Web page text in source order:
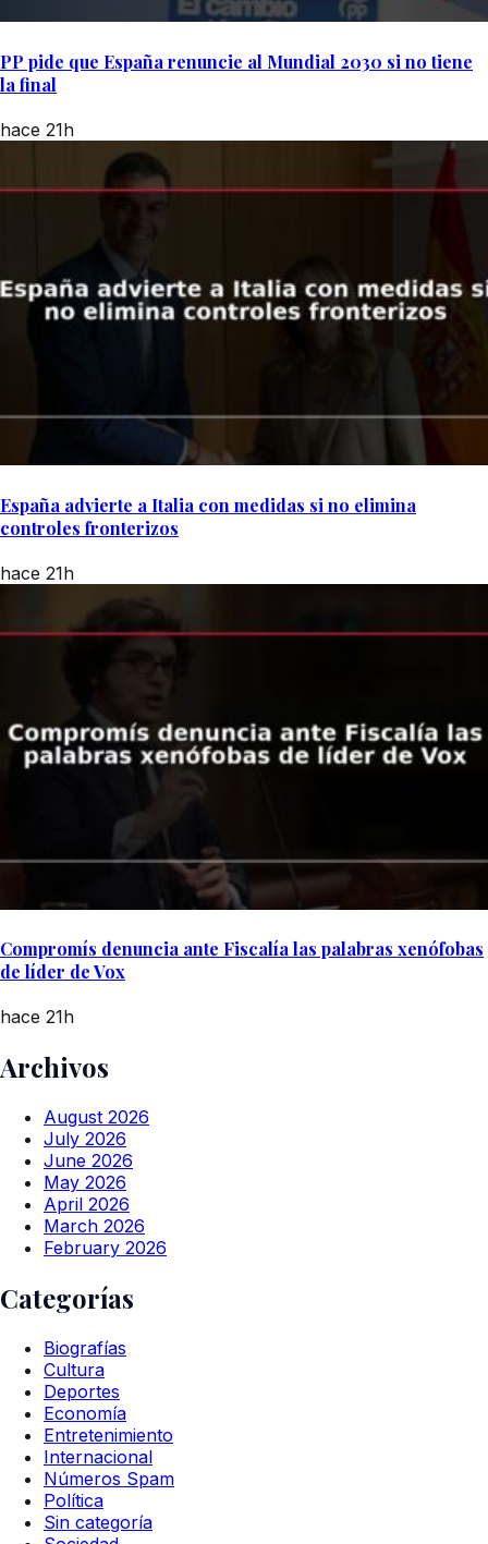
PP pide que España renuncie al Mundial 2030 si no tiene
la final
hace 21h
España advierte a Italia con medidas si no elimina
controles fronterizos
hace 21h
Compromís denuncia ante Fiscalía las palabras xenófobas
de líder de Vox
hace 21h
Archivos
August 2026
July 2026
June 2026
May 2026
April 2026
March 2026
February 2026
Categorías
Biografías
Cultura
Deportes
Economía
Entretenimiento
Internacional
Números Spam
Política
Sin categoría